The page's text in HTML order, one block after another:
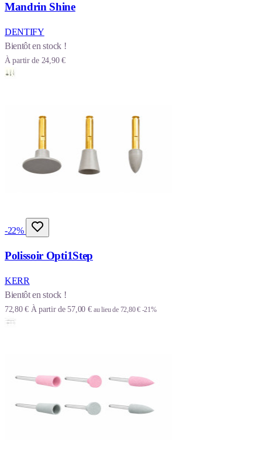
Mandrin Shine
DENTIFY
Bientôt en stock !
À partir de 24,90 €
-22%
Polissoir Opti1Step
KERR
Bientôt en stock !
72,80 € À partir de 57,00 € au lieu de 72,80 € -21%